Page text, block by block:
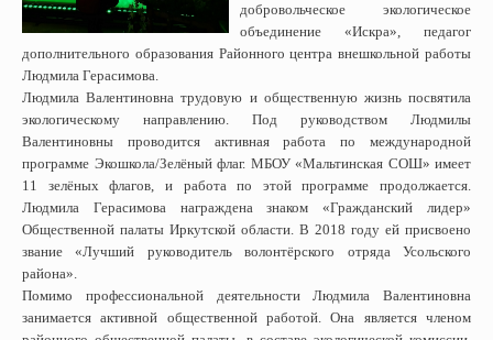
добровольческое экологическое
объединение «Искра», педагог
дополнительного образования Районного центра внешкольной работы
Людмила Герасимова.
Людмила Валентиновна трудовую и общественную жизнь посвятила
экологическому направлению. Под руководством Людмилы
Валентиновны проводится активная работа по международной
программе Экошкола/Зелёный флаг. МБОУ «Мальтинская СОШ» имеет
11 зелёных флагов, и работа по этой программе продолжается.
Людмила Герасимова награждена знаком «Гражданский лидер»
Общественной палаты Иркутской области. В 2018 году ей присвоено
звание «Лучший руководитель волонтёрского отряда Усольского
района».
Помимо профессиональной деятельности Людмила Валентиновна
занимается активной общественной работой. Она является членом